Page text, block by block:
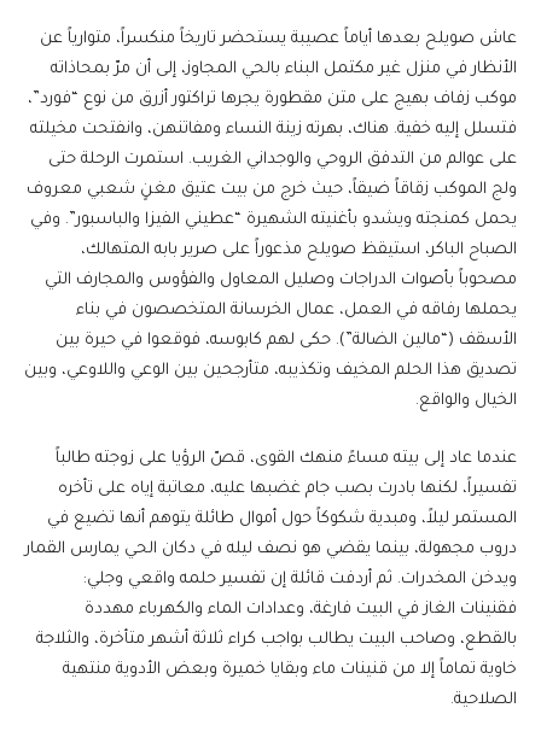
​عاش صويلح بعدها أياماً عصيبة يستحضر تاريخاً منكسراً، متوارياً عن
الأنظار في منزل غير مكتمل البناء بالحي المجاوز، إلى أن مرّ بمحاذاته
موكب زفاف بهيج على متن مقطورة يجرها تراكتور أزرق من نوع “فورد”،
فتسلل إليه خفية. هناك، بهرته زينة النساء ومفاتنهن، وانفتحت مخيلته
على عوالم من التدفق الروحي والوجداني الغريب. استمرت الرحلة حتى
ولج الموكب زقاقاً ضيقاً، حيث خرج من بيت عتيق مغنٍ شعبي معروف
يحمل كمنجته ويشدو بأغنيته الشهيرة “عطيني الفيزا والباسبور”. وفي
الصباح الباكر، استيقظ صويلح مذعوراً على صرير بابه المتهالك،
مصحوباً بأصوات الدراجات وصليل المعاول والفؤوس والمجارف التي
يحملها رفاقه في العمل، عمال الخرسانة المتخصصون في بناء
الأسقف (“مالين الضالة”). حكى لهم كابوسه، فوقعوا في حيرة بين
تصديق هذا الحلم المخيف وتكذيبه، متأرجحين بين الوعي واللاوعي، وبين
الخيال والواقع.
​عندما عاد إلى بيته مساءً منهك القوى، قصّ الرؤيا على زوجته طالباً
تفسيراً، لكنها بادرت بصب جام غضبها عليه، معاتبة إياه على تأخره
المستمر ليلاً، ومبدية شكوكاً حول أموال طائلة يتوهم أنها تضيع في
دروب مجهولة، بينما يقضي هو نصف ليله في دكان الحي يمارس القمار
ويدخن المخدرات. ثم أردفت قائلة إن تفسير حلمه واقعي وجلي:
فقنينات الغاز في البيت فارغة، وعدادات الماء والكهرباء مهددة
بالقطع، وصاحب البيت يطالب بواجب كراء ثلاثة أشهر متأخرة، والثلاجة
خاوية تماماً إلا من قنينات ماء وبقايا خميرة وبعض الأدوية منتهية
الصلاحية.